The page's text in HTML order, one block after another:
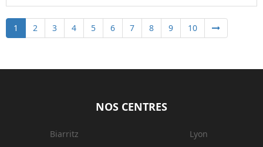
1 2 3 4 5 6 7 8 9 10
NOS CENTRES
Biarritz
Lyon